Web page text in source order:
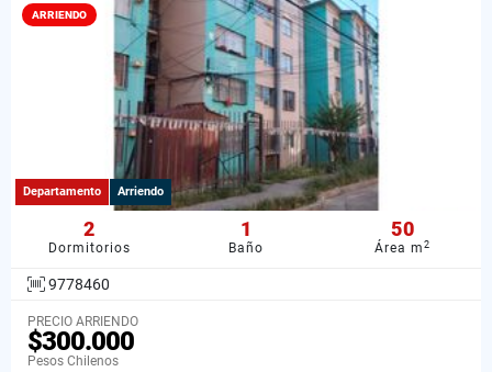
ARRIENDO
Departamento Arriendo
2
Dormitorios
1
Baño
50
Área m2
9778460
PRECIO ARRIENDO
$300.000
Pesos Chilenos